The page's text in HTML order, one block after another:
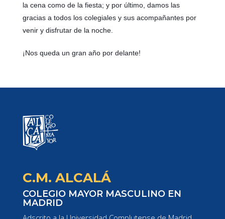
la cena como de la fiesta; y por último, damos las
gracias a todos los colegiales y sus acompañantes por
venir y disfrutar de la noche.
¡Nos queda un gran año por delante!
C.M. ALCALÁ
COLEGIO MAYOR MASCULINO EN
MADRID